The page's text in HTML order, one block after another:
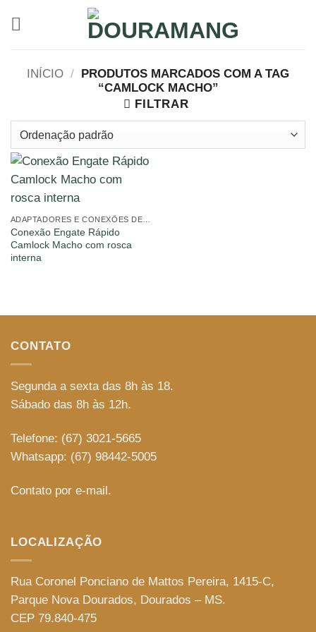
INÍCIO / PRODUTOS MARCADOS COM A TAG
“CAMLOCK MACHO”
FILTRAR
Conexão Engate Rápido
Camlock Macho com rosca
interna
CONTATO
Segunda a sexta das 8h às 18.
Sábado das 8h às 12h.
Telefone: (67) 3021-5665
Whatsapp: (67) 98442-5005
Contato por e-mail.
LOCALIZAÇÃO
Rua Coronel Ponciano de Mattos Pereira, 1415-C,
Parque Nova Dourados, Dourados – MS.
CEP 79.840-475